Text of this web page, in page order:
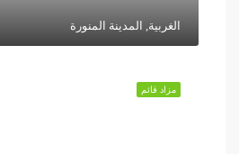
الغربية, المدينة المنورة
مزاد قائم